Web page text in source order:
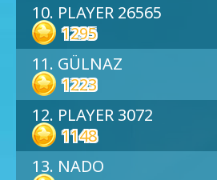
10. PLAYER 26565
1295
11. GÜLNAZ
1223
12. PLAYER 3072
1148
13. NADO